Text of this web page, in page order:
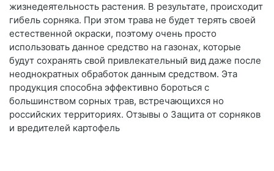
жизнедеятельность растения. В результате, происходит
гибель сорняка. При этом трава не будет терять своей
естественной окраски, поэтому очень просто
использовать данное средство на газонах, которые
будут сохранять свой привлекательный вид даже после
неоднократных обработок данным средством. Эта
продукция способна эффективно бороться с
большинством сорных трав, встречающихся но
российских территориях. Отзывы о Защита от сорняков
и вредителей картофель